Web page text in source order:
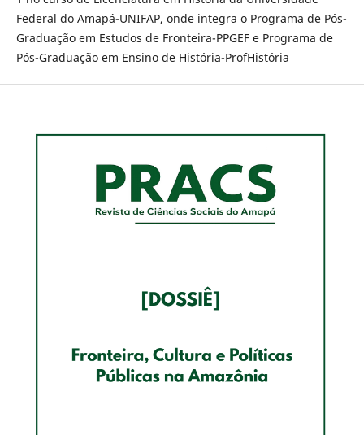
Federal do Amapá-UNIFAP, onde integra o Programa de Pós-
Graduação em Estudos de Fronteira-PPGEF e Programa de
Pós-Graduação em Ensino de História-ProfHistória